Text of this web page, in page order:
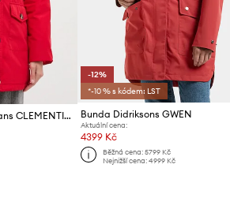
Péřová bunda Pepe Jeans CLEMENTINE
-12%
*-10 % s kódem: LST
Bunda Didriksons GWEN
Aktuální cena:
4399 Kč
Běžná cena: 5799 Kč
Nejnižší cena: 4999 Kč